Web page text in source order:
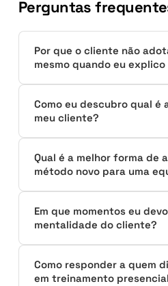
Perguntas
Por que o cliente não
mesmo quando eu explico
Como eu descubro qual é
meu cliente?
Qual é a melhor forma de
método novo para uma
Em que momentos eu
mentalidade do cliente?
Como responder a quem
em treinamento